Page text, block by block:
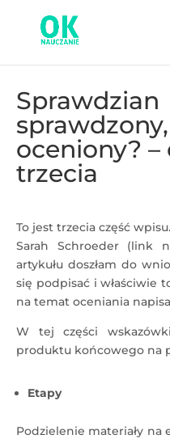
Sprawdzian
oceniony? –
trzecia
To jest trzecia część
Sarah Schroeder (link
artykułu doszłam do
się podpisać i właściwie
na temat oceniania
W tej części
produktu końcowego na
Etapy
Podzielenie materiały